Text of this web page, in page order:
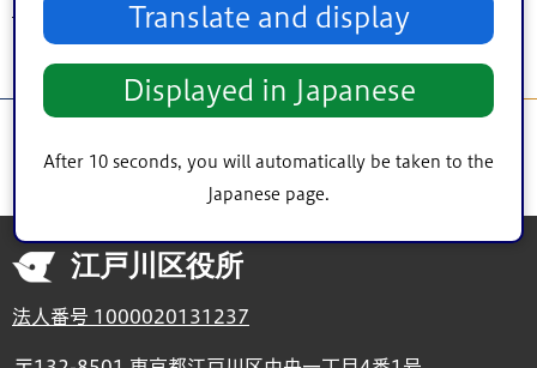
Translate and display
Displayed in Japanese
After 10 seconds, you will automatically be taken to the
Japanese page.
シティインフォメーション>計画・目標 >福祉
区地域福祉計画
江戸川区役所
法人番号 1000020131237